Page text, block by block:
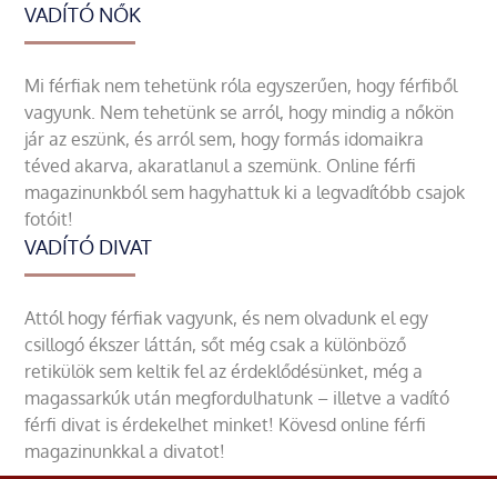
VADÍTÓ NŐK
Mi férfiak nem tehetünk róla egyszerűen, hogy férfiből
vagyunk. Nem tehetünk se arról, hogy mindig a nőkön
jár az eszünk, és arról sem, hogy formás idomaikra
téved akarva, akaratlanul a szemünk. Online férfi
magazinunkból sem hagyhattuk ki a legvadítóbb csajok
fotóit!
VADÍTÓ DIVAT
Attól hogy férfiak vagyunk, és nem olvadunk el egy
csillogó ékszer láttán, sőt még csak a különböző
retikülök sem keltik fel az érdeklődésünket, még a
magassarkúk után megfordulhatunk – illetve a vadító
férfi divat is érdekelhet minket! Kövesd online férfi
magazinunkkal a divatot!